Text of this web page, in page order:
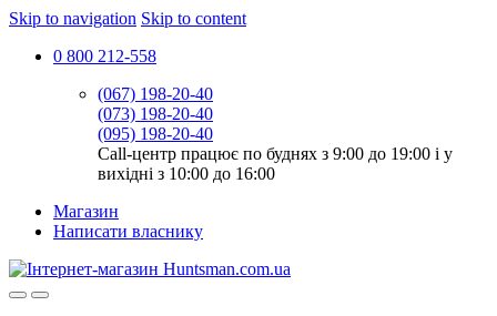
Skip to navigation Skip to content
0 800 212-558
(067) 198-20-40
(073) 198-20-40
(095) 198-20-40
Call-центр працює по буднях з 9:00 до 19:00 і у
вихідні з 10:00 до 16:00
Магазин
Написати власнику